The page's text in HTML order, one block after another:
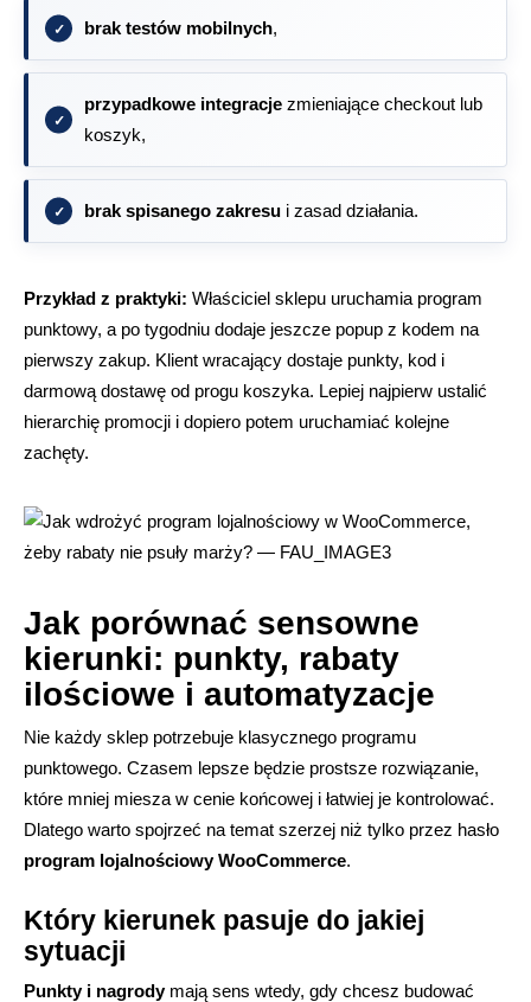
brak testów mobilnych,
przypadkowe integracje zmieniające checkout lub
koszyk,
brak spisanego zakresu i zasad działania.
Przykład z praktyki: Właściciel sklepu uruchamia program
punktowy, a po tygodniu dodaje jeszcze popup z kodem na
pierwszy zakup. Klient wracający dostaje punkty, kod i
darmową dostawę od progu koszyka. Lepiej najpierw ustalić
hierarchię promocji i dopiero potem uruchamiać kolejne
zachęty.
Jak porównać sensowne
kierunki: punkty, rabaty
ilościowe i automatyzacje
Nie każdy sklep potrzebuje klasycznego programu
punktowego. Czasem lepsze będzie prostsze rozwiązanie,
które mniej miesza w cenie końcowej i łatwiej je kontrolować.
Dlatego warto spojrzeć na temat szerzej niż tylko przez hasło
program lojalnościowy WooCommerce.
Który kierunek pasuje do jakiej
sytuacji
Punkty i nagrodymają sens wtedy, gdy chcesz budować